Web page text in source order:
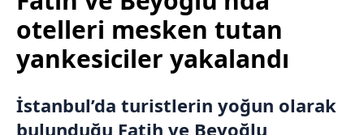
otelleri mesken tutan
yankesiciler yakalandı
İstanbul’da turistlerin yoğun olarak
bulunduğu Fatih ve Beyoğlu